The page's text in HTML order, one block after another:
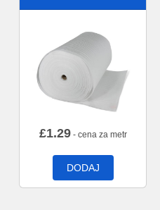
£1.29- cena za metr
DODAJ